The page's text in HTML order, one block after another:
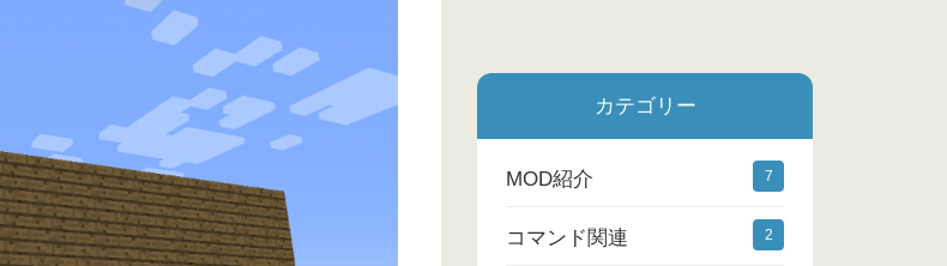
カテゴリー
MOD紹介 7
コマンド関連 2